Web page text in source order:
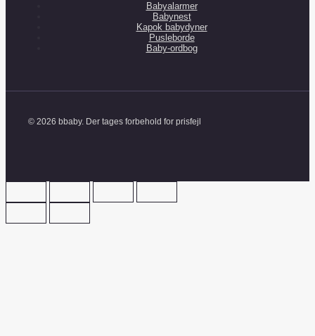
Babyalarmer
Babynest
Kapok babydyner
Pusleborde
Baby-ordbog
© 2026 bbaby. Der tages forbehold for prisfejl